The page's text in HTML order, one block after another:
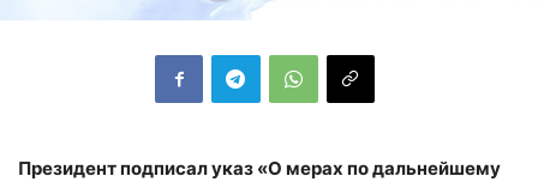
Президент подписал указ «О мерах по дальнейшему